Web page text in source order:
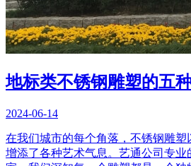
地标类不锈钢雕塑的五
2024-06-14
在我们城市的每个角落，不锈钢雕
增添了各种艺术气息。艺通公司专